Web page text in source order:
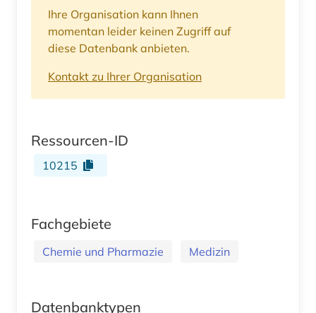
Ihre Organisation kann Ihnen
momentan leider keinen Zugriff auf
diese Datenbank anbieten.
Kontakt zu Ihrer Organisation
Ressourcen-ID
10215
Fachgebiete
Chemie und Pharmazie Medizin
Datenbanktypen